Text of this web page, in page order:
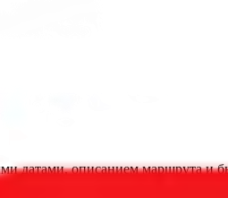
датами, описанием маршрута и